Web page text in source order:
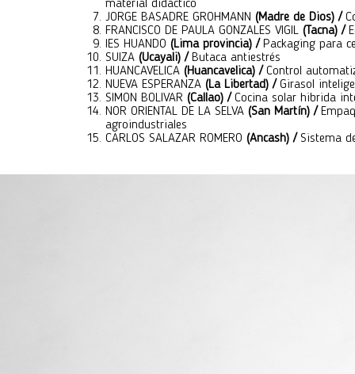
material didáctico
JORGE BASADRE GROHMANN (Madre de Dios) /
FRANCISCO DE PAULA GONZALES VIGIL (Tacna) /
IES HUANDO (Lima provincia) / Packaging para
SUIZA (Ucayali) / Butaca antiestrés
HUANCAVELICA (Huancavelica) / Control
NUEVA ESPERANZA (La Libertad) / Girasol
SIMON BOLIVAR (Callao) / Cocina solar hibrida
NOR ORIENTAL DE LA SELVA (San Martín) /
agroindustriales
CARLOS SALAZAR ROMERO (Ancash) / Sistema